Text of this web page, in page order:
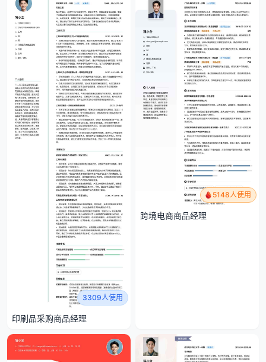
3309人使用
印刷品采购商品经理
5148人使用
跨境电商商品经理